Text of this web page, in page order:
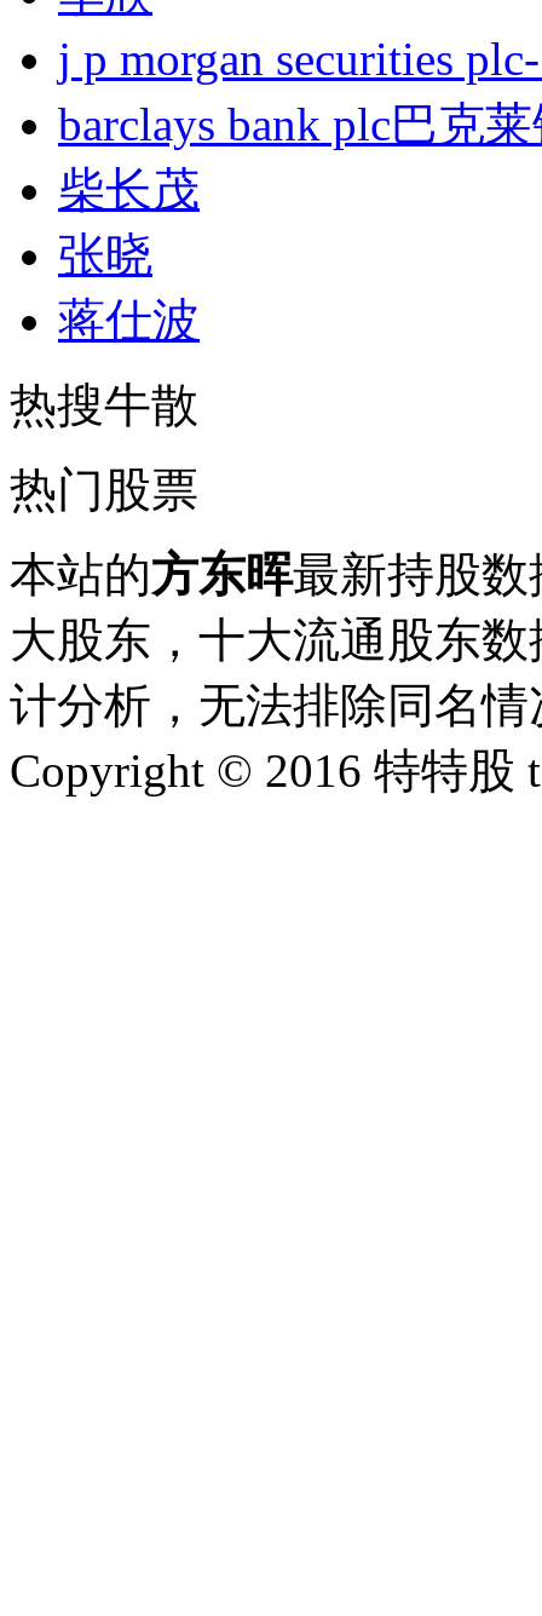
j p morgan securities
barclays bank plc巴克
柴长茂
张晓
蒋仕波
热搜牛散
热门股票
本站的方东晖最新持股
大股东，十大流通股东
计分析，无法排除同名情
Copyright © 2016 特特股